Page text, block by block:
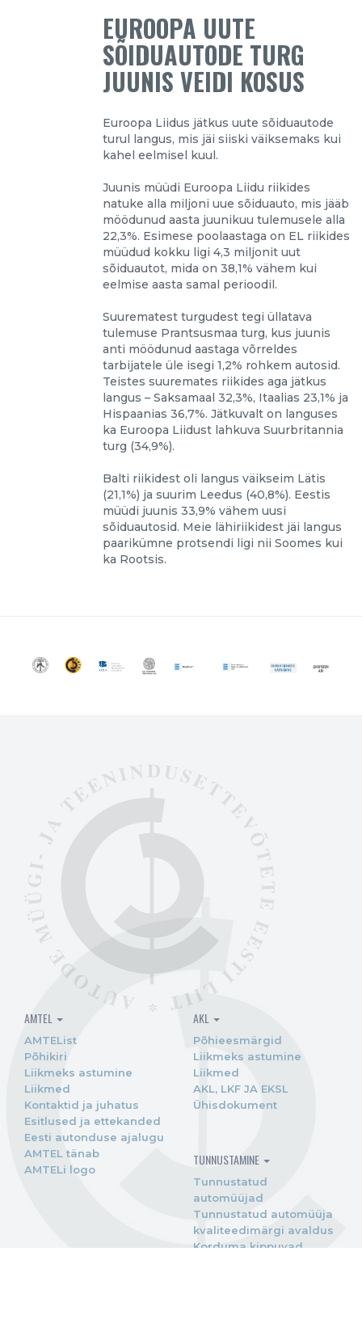
EUROOPA UUTE
SÕIDUAUTODE TURG
JUUNIS VEIDI KOSUS
Euroopa Liidus jätkus uute sõiduautode
turul langus, mis jäi siiski väiksemaks kui
kahel eelmisel kuul.
Juunis müüdi Euroopa Liidu riikides
natuke alla miljoni uue sõiduauto, mis jääb
möödunud aasta juunikuu tulemusele alla
22,3%. Esimese poolaastaga on EL riikides
müüdud kokku ligi 4,3 miljonit uut
sõiduautot, mida on 38,1% vähem kui
eelmise aasta samal perioodil.
Suurematest turgudest tegi üllatava
tulemuse Prantsusmaa turg, kus juunis
anti möödunud aastaga võrreldes
tarbijatele üle isegi 1,2% rohkem autosid.
Teistes suuremates riikides aga jätkus
langus – Saksamaal 32,3%, Itaalias 23,1% ja
Hispaanias 36,7%. Jätkuvalt on languses
ka Euroopa Liidust lahkuva Suurbritannia
turg (34,9%).
Balti riikidest oli langus väikseim Lätis
(21,1%) ja suurim Leedus (40,8%). Eestis
müüdi juunis 33,9% vähem uusi
sõiduautosid. Meie lähiriikidest jäi langus
paarikümne protsendi ligi nii Soomes kui
ka Rootsis.
AMTEL
AMTEList
Põhikiri
Liikmeks astumine
Liikmed
Kontaktid ja juhatus
Esitlused ja ettekanded
Eesti autonduse ajalugu
AMTEL tänab
AMTELi logo
AKL
Põhieesmärgid
Liikmeks astumine
Liikmed
AKL, LKF JA EKSL
Ühisdokument
TUNNUSTAMINE
Tunnustatud
automüüjad
Tunnustatud automüüja
kvaliteedimärgi avaldus
Korduma kippuvad